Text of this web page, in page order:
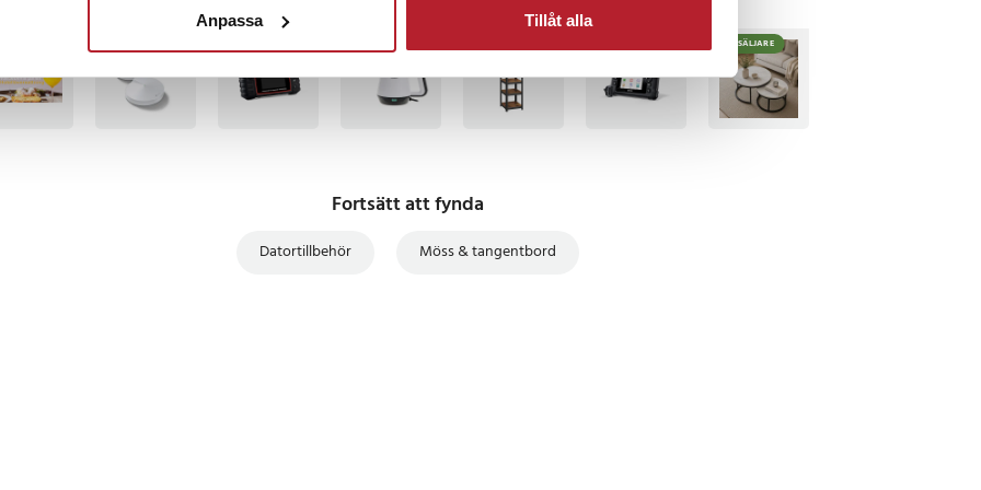
Anpassa Tillåt alla
(DPI): 800 (grön) /
/ 3200 (röd) / 4800 (cyan) /
(grön, rosa, blå, röd, cyan,
BÄSTSÄLJARE
Fortsätt att fynda
Datortillbehör Möss & tangentbord